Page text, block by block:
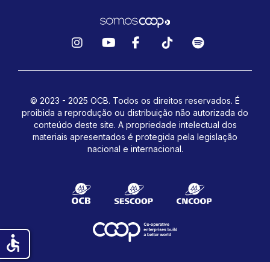
© 2023 - 2025 OCB. Todos os direitos reservados. É
proibida a reprodução ou distribuição não autorizada do
conteúdo deste site. A propriedade intelectual dos
materiais apresentados é protegida pela legislação
nacional e internacional.
accessible